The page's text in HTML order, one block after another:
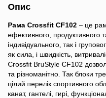
Опис
Рама Crossfit CF102 – це
ефективного, продуктивного
індивідуального, так і
як сила, і швидкість,
Crossfit BruStyle CF102
та різноманітно. Так блоки
цілий перелік спортивного
канат, гантелі, гирі,